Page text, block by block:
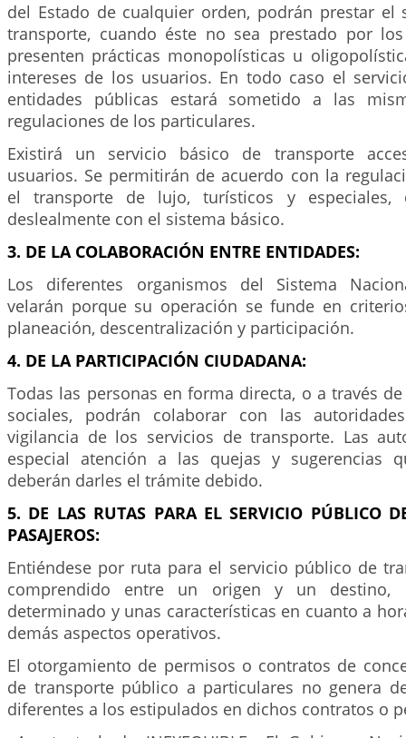
del Estado de cualquier orden, podrán prestar el
transporte, cuando éste no sea prestado por
presenten prácticas monopolísticas u
intereses de los usuarios. En todo caso el
entidades públicas estará sometido a las
regulaciones de los particulares.
Existirá un servicio básico de transporte
usuarios. Se permitirán de acuerdo con la
el transporte de lujo, turísticos y especiales,
deslealmente con el sistema básico.
3. DE LA COLABORACIÓN ENTRE ENTIDADES:
Los diferentes organismos del Sistema
velarán porque su operación se funde en
planeación, descentralización y participación.
4. DE LA PARTICIPACIÓN CIUDADANA:
Todas las personas en forma directa, o a través
sociales, podrán colaborar con las
vigilancia de los servicios de transporte. Las
especial atención a las quejas y sugerencias
deberán darles el trámite debido.
5. DE LAS RUTAS PARA EL SERVICIO PÚBLICO
PASAJEROS:
Entiéndese por ruta para el servicio público de
comprendido entre un origen y un destino,
determinado y unas características en cuanto a
demás aspectos operativos.
El otorgamiento de permisos o contratos de
de transporte público a particulares no genera
diferentes a los estipulados en dichos contratos o